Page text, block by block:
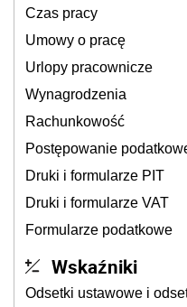
Czas pracy
Umowy o pracę
Urlopy pracownicze
Wynagrodzenia
Rachunkowość
Postępowanie
Druki i formularze PIT
Druki i formularze VAT
Formularze podatkowe
Wskaźniki
Odsetki ustawowe i